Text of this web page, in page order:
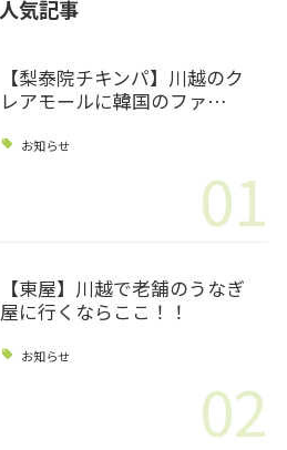
人気記事
【梨泰院チキンパ】川越のク
レアモールに韓国のファ…
お知らせ
01
【東屋】川越で老舗のうなぎ
屋に行くならここ！！
お知らせ
02